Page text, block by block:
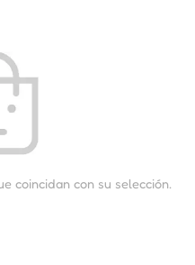
coincidan con su selección.